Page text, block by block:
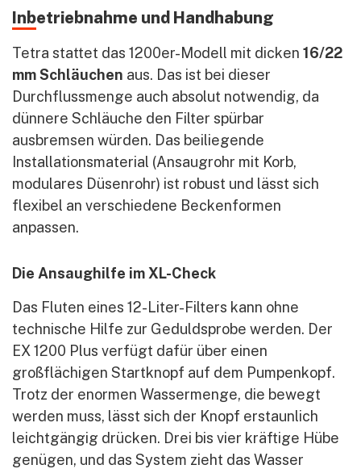
Inbetriebnahme und Handhabung
Tetra stattet das 1200er-Modell mit dicken 16/22
mm Schläuchen aus. Das ist bei dieser
Durchflussmenge auch absolut notwendig, da
dünnere Schläuche den Filter spürbar
ausbremsen würden. Das beiliegende
Installationsmaterial (Ansaugrohr mit Korb,
modulares Düsenrohr) ist robust und lässt sich
flexibel an verschiedene Beckenformen
anpassen.
Die Ansaughilfe im XL-Check
Das Fluten eines 12-Liter-Filters kann ohne
technische Hilfe zur Geduldsprobe werden. Der
EX 1200 Plus verfügt dafür über einen
großflächigen Startknopf auf dem Pumpenkopf.
Trotz der enormen Wassermenge, die bewegt
werden muss, lässt sich der Knopf erstaunlich
leichtgängig drücken. Drei bis vier kräftige Hübe
genügen, und das System zieht das Wasser